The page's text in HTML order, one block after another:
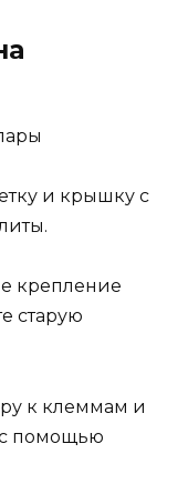
и крышку с
крепление
старую
к клеммам и
с помощью